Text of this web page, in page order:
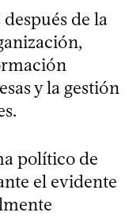
de la
y la gestión
político de
el evidente